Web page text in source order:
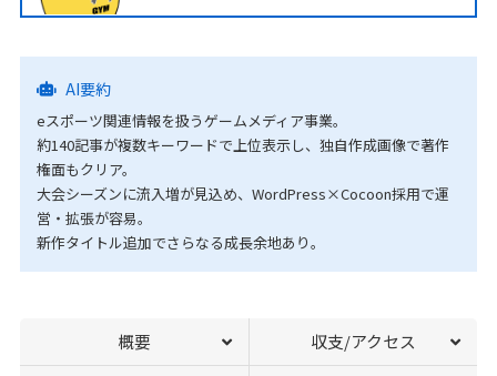
AI要約
eスポーツ関連情報を扱うゲームメディア事業。
約140記事が複数キーワードで上位表示し、独自作成画像で著作
権面もクリア。
大会シーズンに流入増が見込め、WordPress×Cocoon採用で運
営・拡張が容易。
新作タイトル追加でさらなる成長余地あり。
概要 収支/アクセス